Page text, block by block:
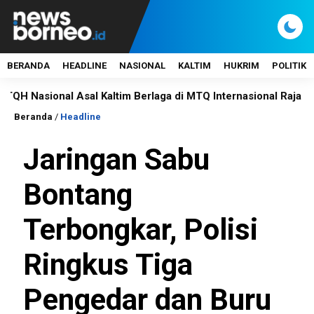
BERANDA HEADLINE NASIONAL KALTIM HUKRIM POLITIK
Asal Kaltim Berlaga di MTQ Internasional Raja Abdul
Beranda / Headline
Jaringan Sabu
Bontang
Terbongkar, Polisi
Ringkus Tiga
Pengedar dan Buru